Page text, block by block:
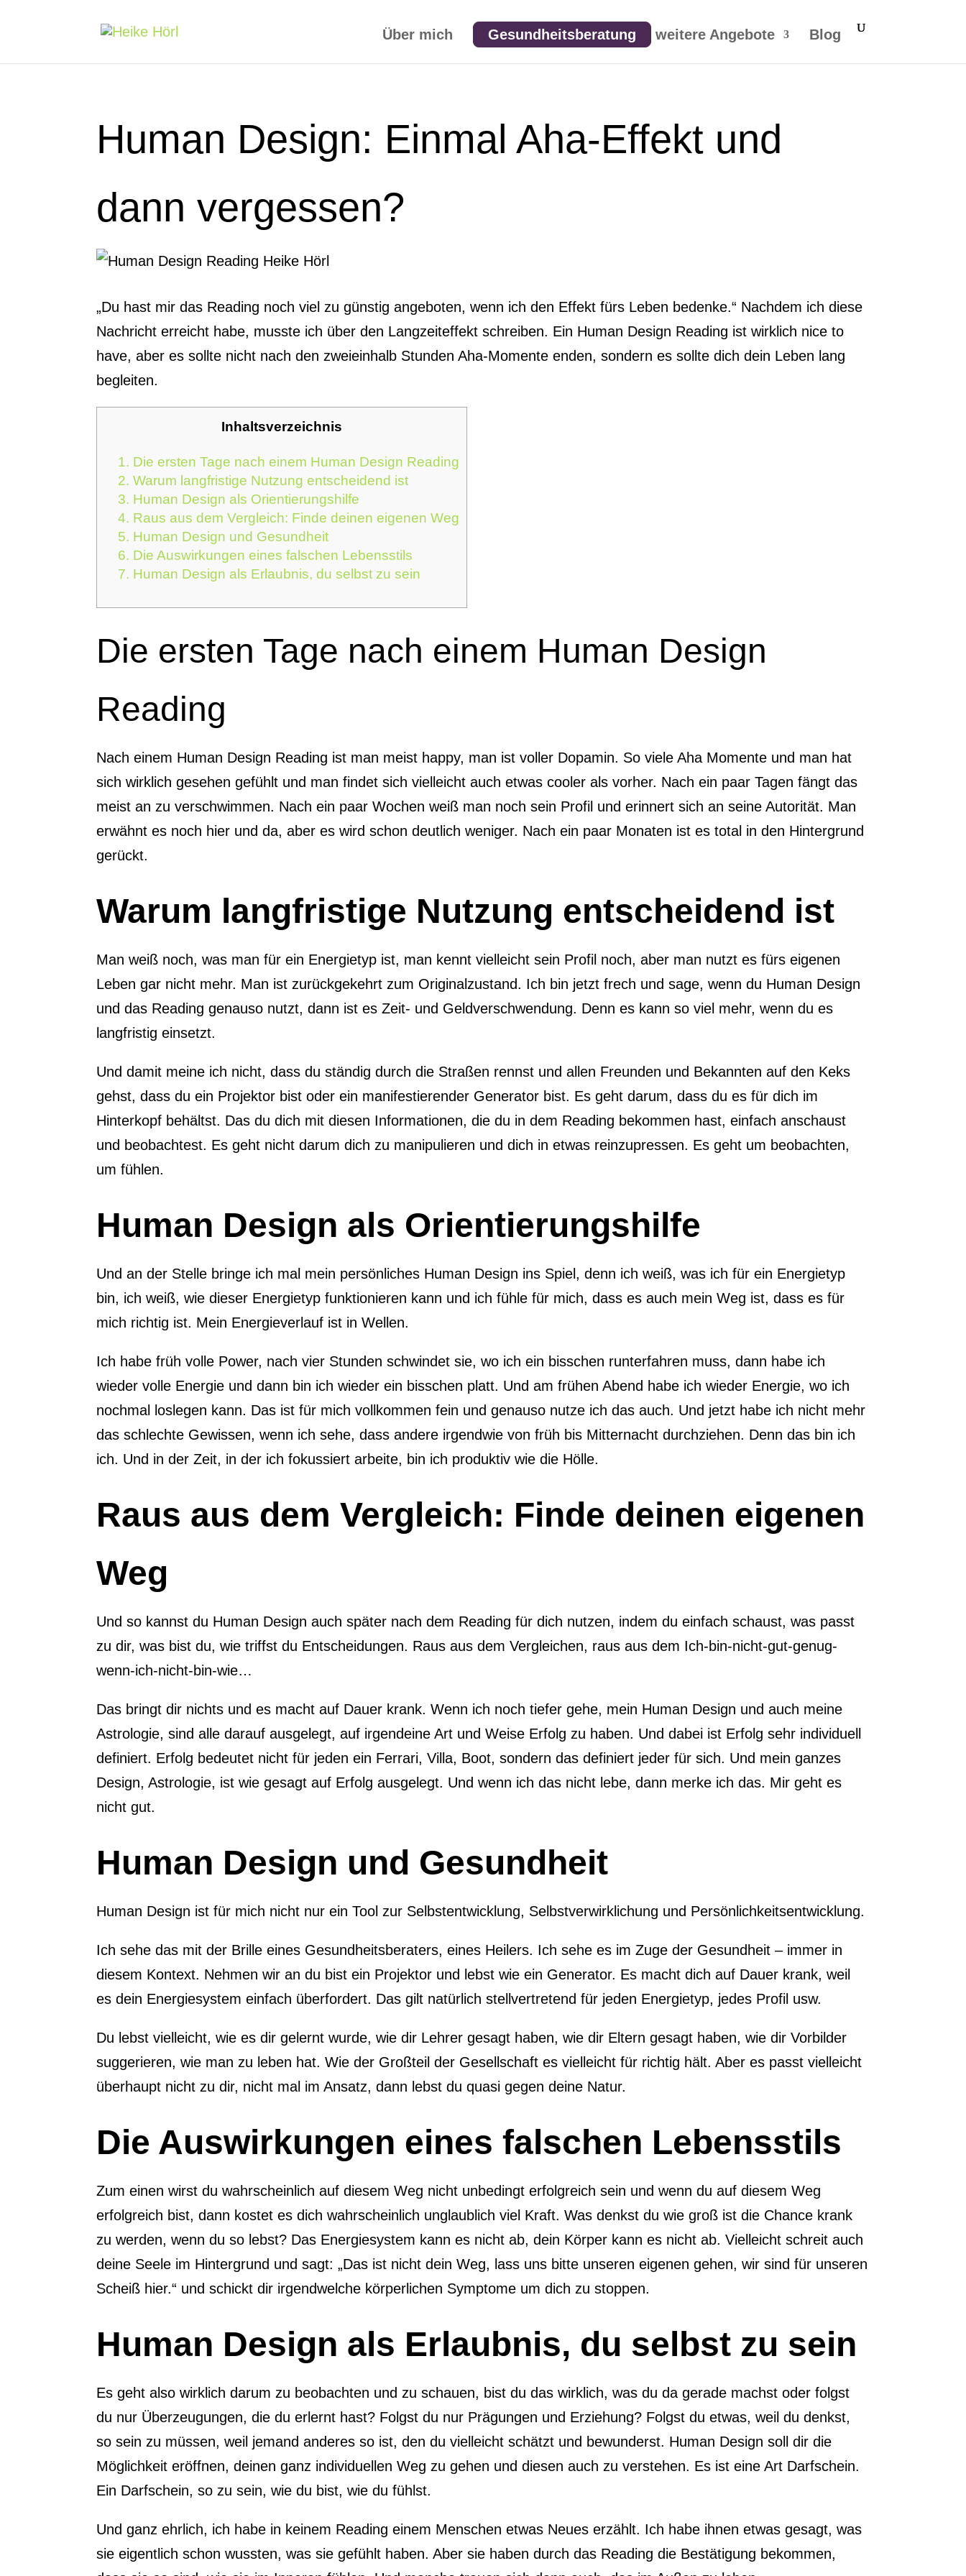
Über mich Gesundheitsberatung weitere Angebote Blog
Human Design: Einmal Aha-Effekt und
dann vergessen?
„Du hast mir das Reading noch viel zu günstig angeboten, wenn ich den Effekt fürs Leben bedenke.“ Nachdem ich diese
Nachricht erreicht habe, musste ich über den Langzeiteffekt schreiben. Ein Human Design Reading ist wirklich nice to
have, aber es sollte nicht nach den zweieinhalb Stunden Aha-Momente enden, sondern es sollte dich dein Leben lang
begleiten.
Inhaltsverzeichnis
1. Die ersten Tage nach einem Human Design Reading
2. Warum langfristige Nutzung entscheidend ist
3. Human Design als Orientierungshilfe
4. Raus aus dem Vergleich: Finde deinen eigenen Weg
5. Human Design und Gesundheit
6. Die Auswirkungen eines falschen Lebensstils
7. Human Design als Erlaubnis, du selbst zu sein
Die ersten Tage nach einem Human Design
Reading
Nach einem Human Design Reading ist man meist happy, man ist voller Dopamin. So viele Aha Momente und man hat
sich wirklich gesehen gefühlt und man findet sich vielleicht auch etwas cooler als vorher. Nach ein paar Tagen fängt das
meist an zu verschwimmen. Nach ein paar Wochen weiß man noch sein Profil und erinnert sich an seine Autorität. Man
erwähnt es noch hier und da, aber es wird schon deutlich weniger. Nach ein paar Monaten ist es total in den Hintergrund
gerückt.
Warum langfristige Nutzung entscheidend ist
Man weiß noch, was man für ein Energietyp ist, man kennt vielleicht sein Profil noch, aber man nutzt es fürs eigenen
Leben gar nicht mehr. Man ist zurückgekehrt zum Originalzustand. Ich bin jetzt frech und sage, wenn du Human Design
und das Reading genauso nutzt, dann ist es Zeit- und Geldverschwendung. Denn es kann so viel mehr, wenn du es
langfristig einsetzt.
Und damit meine ich nicht, dass du ständig durch die Straßen rennst und allen Freunden und Bekannten auf den Keks
gehst, dass du ein Projektor bist oder ein manifestierender Generator bist. Es geht darum, dass du es für dich im
Hinterkopf behältst. Das du dich mit diesen Informationen, die du in dem Reading bekommen hast, einfach anschaust
und beobachtest. Es geht nicht darum dich zu manipulieren und dich in etwas reinzupressen. Es geht um beobachten,
um fühlen.
Human Design als Orientierungshilfe
Und an der Stelle bringe ich mal mein persönliches Human Design ins Spiel, denn ich weiß, was ich für ein Energietyp
bin, ich weiß, wie dieser Energietyp funktionieren kann und ich fühle für mich, dass es auch mein Weg ist, dass es für
mich richtig ist. Mein Energieverlauf ist in Wellen.
Ich habe früh volle Power, nach vier Stunden schwindet sie, wo ich ein bisschen runterfahren muss, dann habe ich
wieder volle Energie und dann bin ich wieder ein bisschen platt. Und am frühen Abend habe ich wieder Energie, wo ich
nochmal loslegen kann. Das ist für mich vollkommen fein und genauso nutze ich das auch. Und jetzt habe ich nicht mehr
das schlechte Gewissen, wenn ich sehe, dass andere irgendwie von früh bis Mitternacht durchziehen. Denn das bin ich
ich. Und in der Zeit, in der ich fokussiert arbeite, bin ich produktiv wie die Hölle.
Raus aus dem Vergleich: Finde deinen eigenen
Weg
Und so kannst du Human Design auch später nach dem Reading für dich nutzen, indem du einfach schaust, was passt
zu dir, was bist du, wie triffst du Entscheidungen. Raus aus dem Vergleichen, raus aus dem Ich-bin-nicht-gut-genug-
wenn-ich-nicht-bin-wie…
Das bringt dir nichts und es macht auf Dauer krank. Wenn ich noch tiefer gehe, mein Human Design und auch meine
Astrologie, sind alle darauf ausgelegt, auf irgendeine Art und Weise Erfolg zu haben. Und dabei ist Erfolg sehr individuell
definiert. Erfolg bedeutet nicht für jeden ein Ferrari, Villa, Boot, sondern das definiert jeder für sich. Und mein ganzes
Design, Astrologie, ist wie gesagt auf Erfolg ausgelegt. Und wenn ich das nicht lebe, dann merke ich das. Mir geht es
nicht gut.
Human Design und Gesundheit
Human Design ist für mich nicht nur ein Tool zur Selbstentwicklung, Selbstverwirklichung und Persönlichkeitsentwicklung.
Ich sehe das mit der Brille eines Gesundheitsberaters, eines Heilers. Ich sehe es im Zuge der Gesundheit – immer in
diesem Kontext. Nehmen wir an du bist ein Projektor und lebst wie ein Generator. Es macht dich auf Dauer krank, weil
es dein Energiesystem einfach überfordert. Das gilt natürlich stellvertretend für jeden Energietyp, jedes Profil usw.
Du lebst vielleicht, wie es dir gelernt wurde, wie dir Lehrer gesagt haben, wie dir Eltern gesagt haben, wie dir Vorbilder
suggerieren, wie man zu leben hat. Wie der Großteil der Gesellschaft es vielleicht für richtig hält. Aber es passt vielleicht
überhaupt nicht zu dir, nicht mal im Ansatz, dann lebst du quasi gegen deine Natur.
Die Auswirkungen eines falschen Lebensstils
Zum einen wirst du wahrscheinlich auf diesem Weg nicht unbedingt erfolgreich sein und wenn du auf diesem Weg
erfolgreich bist, dann kostet es dich wahrscheinlich unglaublich viel Kraft. Was denkst du wie groß ist die Chance krank
zu werden, wenn du so lebst? Das Energiesystem kann es nicht ab, dein Körper kann es nicht ab. Vielleicht schreit auch
deine Seele im Hintergrund und sagt: „Das ist nicht dein Weg, lass uns bitte unseren eigenen gehen, wir sind für unseren
Scheiß hier.“ und schickt dir irgendwelche körperlichen Symptome um dich zu stoppen.
Human Design als Erlaubnis, du selbst zu sein
Es geht also wirklich darum zu beobachten und zu schauen, bist du das wirklich, was du da gerade machst oder folgst
du nur Überzeugungen, die du erlernt hast? Folgst du nur Prägungen und Erziehung? Folgst du etwas, weil du denkst,
so sein zu müssen, weil jemand anderes so ist, den du vielleicht schätzt und bewunderst. Human Design soll dir die
Möglichkeit eröffnen, deinen ganz individuellen Weg zu gehen und diesen auch zu verstehen. Es ist eine Art Darfschein.
Ein Darfschein, so zu sein, wie du bist, wie du fühlst.
Und ganz ehrlich, ich habe in keinem Reading einem Menschen etwas Neues erzählt. Ich habe ihnen etwas gesagt, was
sie eigentlich schon wussten, was sie gefühlt haben. Aber sie haben durch das Reading die Bestätigung bekommen,